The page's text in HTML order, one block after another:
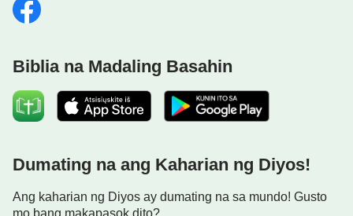
Biblia na Madaling Basahin
Dumating na ang Kaharian ng Diyos!
Ang kaharian ng Diyos ay dumating na sa mundo! Gusto
mo bang makapasok dito?